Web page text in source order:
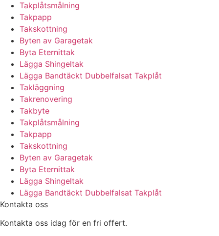
Takplåtsmålning
Takpapp
Takskottning
Byten av Garagetak
Byta Eternittak
Lägga Shingeltak
Lägga Bandtäckt Dubbelfalsat Takplåt
Takläggning
Takrenovering
Takbyte
Takplåtsmålning
Takpapp
Takskottning
Byten av Garagetak
Byta Eternittak
Lägga Shingeltak
Lägga Bandtäckt Dubbelfalsat Takplåt
Kontakta oss
Kontakta oss idag för en fri offert.